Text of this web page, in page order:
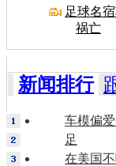
足球名
祸亡
新闻排行
车模偏
足
在美国